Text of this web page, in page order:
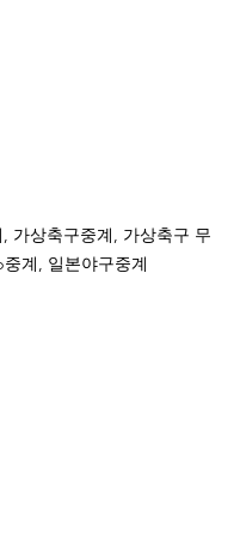
가상축구중계, 가상축구 무
계, 일본야구중계